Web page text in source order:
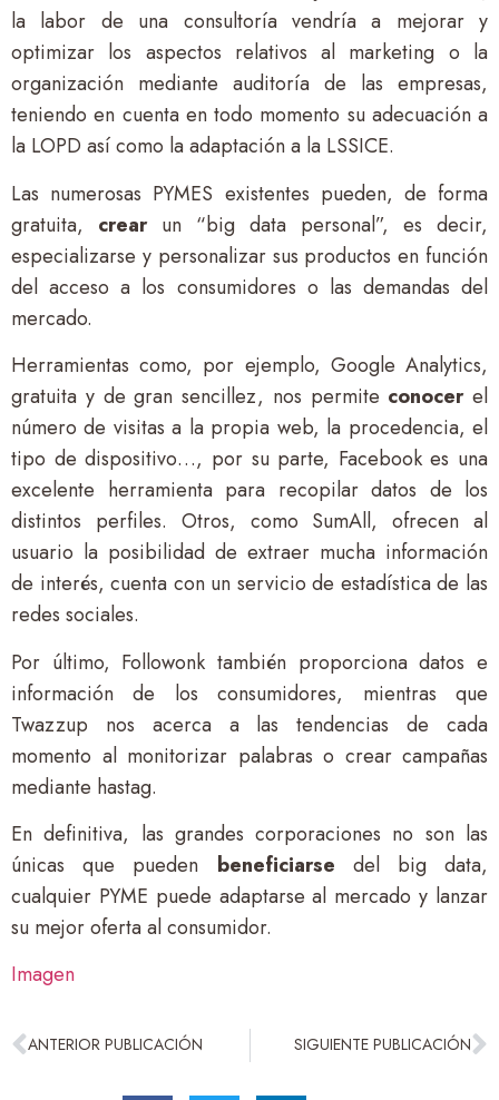
la labor de una consultoría vendría a mejorar y
optimizar los aspectos relativos al marketing o la
organización mediante auditoría de las empresas,
teniendo en cuenta en todo momento su adecuación a
la LOPD así como la adaptación a la LSSICE.
Las numerosas PYMES existentes pueden, de forma
gratuita, crearun “big data personal”, es decir,
especializarse y personalizar sus productos en función
del acceso a los consumidores o las demandas del
mercado.
Herramientas como, por ejemplo, Google Analytics,
gratuita y de gran sencillez, nos permite conocerel
número de visitas a la propia web, la procedencia, el
tipo de dispositivo…, por su parte, Facebook es una
excelente herramienta para recopilar datos de los
distintos perfiles. Otros, como SumAll, ofrecen al
usuario la posibilidad de extraer mucha información
de interés, cuenta con un servicio de estadística de las
redes sociales.
Por último, Followonk también proporciona datos e
información de los consumidores, mientras que
Twazzup nos acerca a las tendencias de cada
momento al monitorizar palabras o crear campañas
mediante hastag.
En definitiva, las grandes corporaciones no son las
únicas que pueden beneficiarse del big data,
cualquier PYME puede adaptarse al mercado y lanzar
su mejor oferta al consumidor.
Imagen
ANTERIOR PUBLICACIÓN SIGUIENTE PUBLICACIÓN